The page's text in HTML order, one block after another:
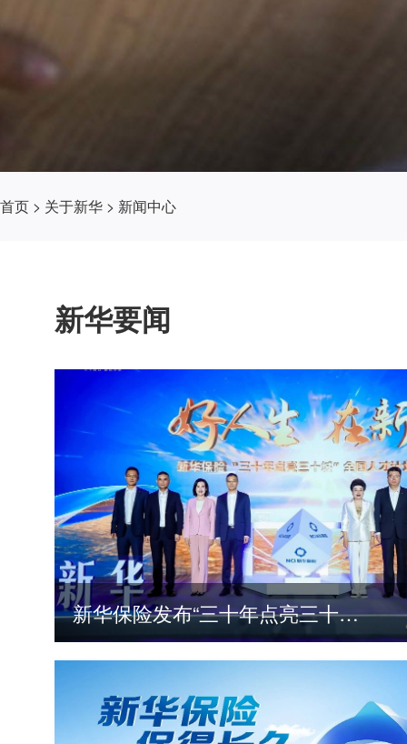
首页 > 关于新华 > 新闻中心
新华要闻
新华保险发布“三十年点亮三十城”全国人才计划